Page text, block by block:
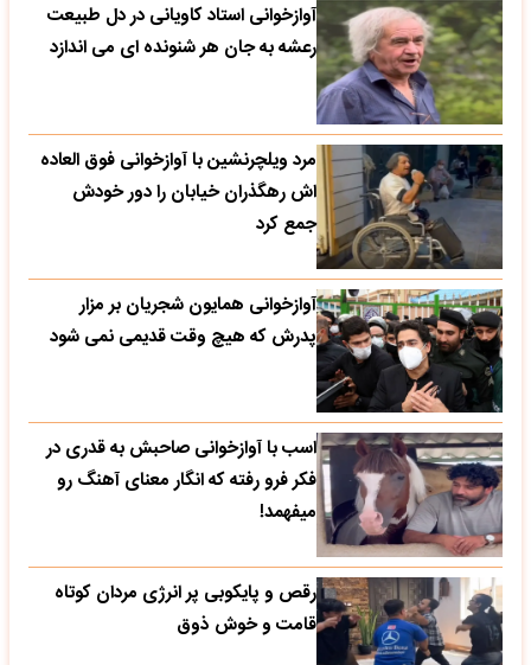
آوازخوانی استاد کاویانی در دل طبیعت
رعشه به جان هر شنونده ای می اندازد
مرد ویلچرنشین با آوازخوانی فوق العاده
اش رهگذران خیابان را دور خودش
جمع کرد
آوازخوانی همایون شجریان بر مزار
پدرش که هیچ وقت قدیمی نمی شود
اسب با آوازخوانی صاحبش به قدری در
فکر فرو رفته که انگار معنای آهنگ رو
میفهمد!
رقص و پایکوبی پر انرژی مردان کوتاه
قامت و خوش ذوق